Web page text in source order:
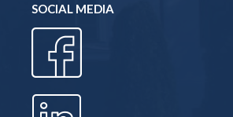
SOCIAL MEDIA